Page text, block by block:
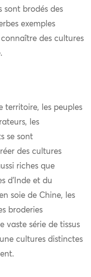
sont brodés des
exemples
des cultures
territoire, les peuples
les
se sont
des cultures
riches que
d’Inde et du
soie de Chine, les
broderies
vaste série de tissus
cultures distinctes